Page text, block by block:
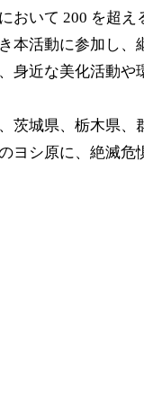
おいて 200 を超え
本活動に参加し、
身近な美化活動や
茨城県、栃木県、
ヨシ原に、絶滅危